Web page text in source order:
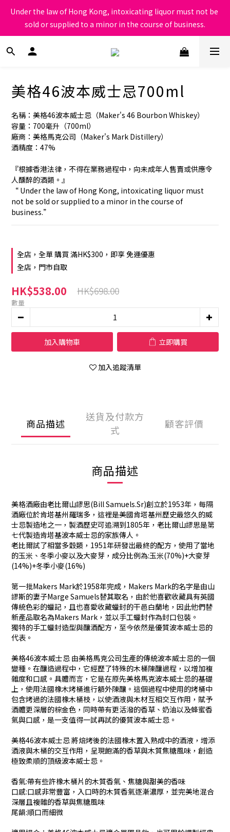
根據香港法律，不得在業務過程中，向未成年人售賣或供應令人醺
醉的酒類
Under the law of Hong Kong, intoxicating liquor must not be
sold or supplied to a minor in the course of business.
根據香港法律，不得在業務過程中，向未成年人售賣或供應令人醺
美格46波本威士忌700ml
名稱：美格46波本威士忌（Maker's 46 Bourbon Whiskey）
容量：700毫升（700ml）
廠商：美格馬克公司（Maker's Mark Distillery）
酒精度：47%
『根據香港法律，不得在業務過程中，向未成年人售賣或供應令
人醺醉的酒類。』
“ Under the law of Hong Kong, intoxicating liquor must
not be sold or supplied to a minor in the course of
business.”
全店，全單 購買 滿HK$300，即享 免運優惠
全店，門市自取
HK$538.00 HK$698.00
數量
加入購物車 立即購買
加入追蹤清單
商品描述
送貨及付款方
式
顧客評價
商品描述
美格酒廠由老比爾山謬思(Bill Samuels.Sr)創立於1953年，每隔
酒廠位於肯塔基州羅瑞多，這裡是美國肯塔基州歷史最悠久的威
士忌製造地之一，製酒歷史可追溯到1805年，老比爾山謬思是第
七代製造肯塔基波本威士忌的家族傳人。
老比爾試了相當多穀類，1951年研發出最終的配方，使用了當地
的玉米、冬季小麥以及大麥芽，成分比例為:玉米(70%)+大麥芽
(14%)+冬季小麥(16%)
第一批Makers Mark於1958年完成，Makers Mark的名字是由山
謬斯的妻子Marge Samuels替其取名，由於他喜歡收藏具有英國
傳統色彩的蠟記，且也喜愛收藏蠟封的干邑白蘭地，因此他們替
新產品取名為Makers Mark，並以手工蠟封作為封口包裝。
獨特的手工蠟封造型與釀酒配方，至今依然是優質波本威士忌的
代表。
美格46波本威士忌 由美格馬克公司生產的傳統波本威士忌的一個
變種。在釀造過程中，它經歷了特殊的木桶陳釀過程，以增加複
雜度和口感。具體而言，它是在原先美格馬克波本威士忌的基礎
上，使用法國橡木烤桶進行額外陳釀。這個過程中使用的烤桶中
包含烤過的法國橡木桶枝，以使酒液與木材互相交互作用，賦予
酒體更深層的棕金色，同時帶有更活潑的香草、奶油以及蜂蜜香
氣與口感，是一支值得一試再試的優質波本威士忌。
美格46波本威士忌 將焙烤後的法國橡木置入熟成中的酒液，增添
酒液與木桶的交互作用，呈現飽滿的香草與木質焦糖風味，創造
極致柔順的頂級波本威士忌。
香氣:帶有些許橡木桶片的木質香氣、焦糖與甜美的香味
口感:口感非常豐富，入口時的木質香氣逐漸濃厚，並完美地混合
深層且複雜的香草與焦糖風味
尾韻:順口而細微